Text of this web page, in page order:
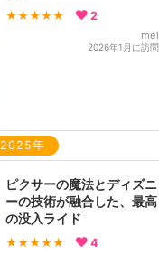
★★★★★ 2
mei
2026年1月に訪問
2025年
ピクサーの魔法とディズニ
ーの技術が融合した、最高
の没入ライド
★★★★★ 4